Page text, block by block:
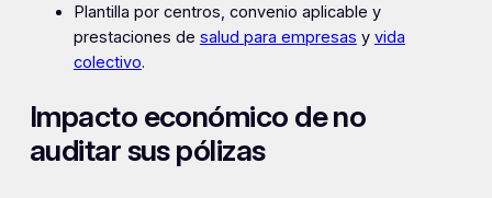
Plantilla por centros, convenio aplicable y
prestaciones de salud para empresas y vida
colectivo.
Impacto económico de no
auditar sus pólizas